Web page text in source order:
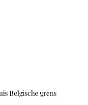
Belgische grens